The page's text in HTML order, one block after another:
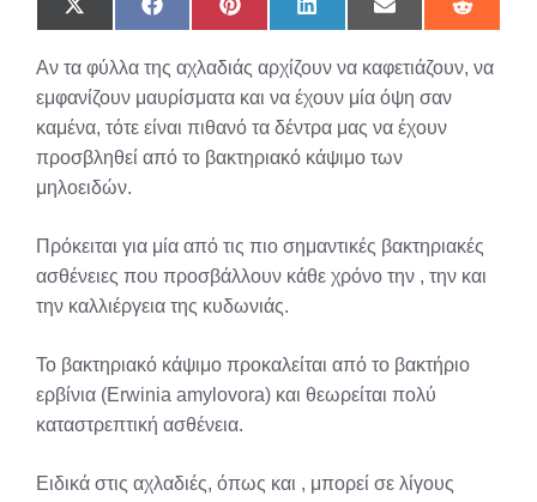
Share
on
(Twitter)
Share
on
Share
on
Share
on
Share
on
Share
on
Αν τα φύλλα της αχλαδιάς αρχίζουν να καφετιάζουν, να
εμφανίζουν μαυρίσματα και να έχουν μία όψη σαν
καμένα, τότε είναι πιθανό τα δέντρα μας να έχουν
προσβληθεί από το βακτηριακό κάψιμο των
μηλοειδών.
Πρόκειται για μία από τις πιο σημαντικές βακτηριακές
ασθένειες που προσβάλλουν κάθε χρόνο την , την και
την καλλιέργεια της κυδωνιάς.
To βακτηριακό κάψιμο προκαλείται από το βακτήριο
ερβίνια (Erwinia amylovora) και θεωρείται πολύ
καταστρεπτική ασθένεια.
Ειδικά στις αχλαδιές, όπως και , μπορεί σε λίγους